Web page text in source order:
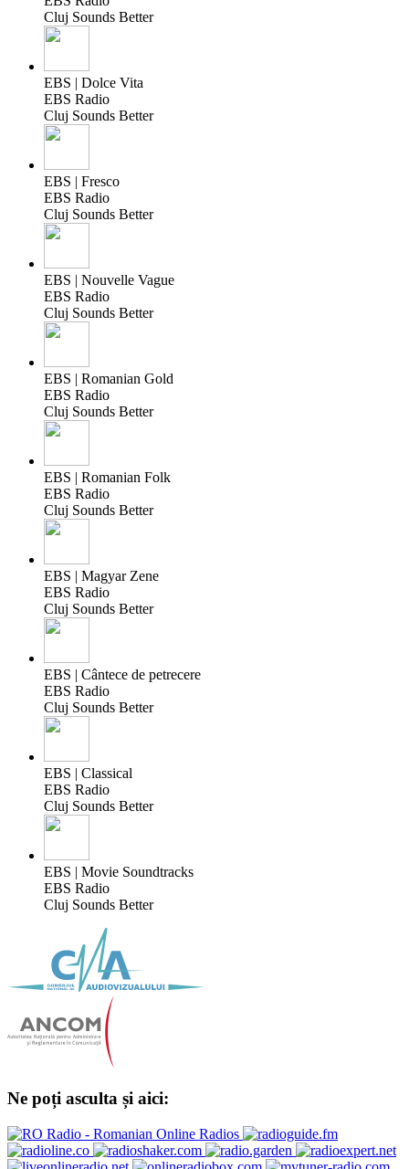
Cluj Sounds Better
EBS | Dolce Vita
EBS Radio
Cluj Sounds Better
EBS | Fresco
EBS Radio
Cluj Sounds Better
EBS | Nouvelle Vague
EBS Radio
Cluj Sounds Better
EBS | Romanian Gold
EBS Radio
Cluj Sounds Better
EBS | Romanian Folk
EBS Radio
Cluj Sounds Better
EBS | Magyar Zene
EBS Radio
Cluj Sounds Better
EBS | Cântece de petrecere
EBS Radio
Cluj Sounds Better
EBS | Classical
EBS Radio
Cluj Sounds Better
EBS | Movie Soundtracks
EBS Radio
Cluj Sounds Better
Ne poți asculta și aici: